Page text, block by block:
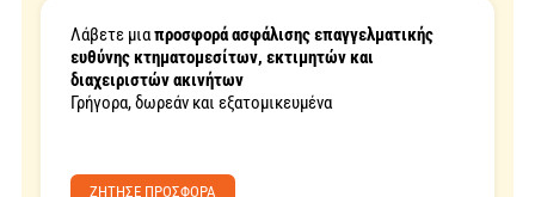
Λάβετε μιαπροσφορά ασφάλισης επαγγελματικής
ευθύνης κτηματομεσίτων, εκτιμητών και
διαχειριστών ακινήτων
Γρήγορα, δωρεάν και εξατομικευμένα
ZΗΤΗΣΕ ΠΡΟΣΦΟΡΑ